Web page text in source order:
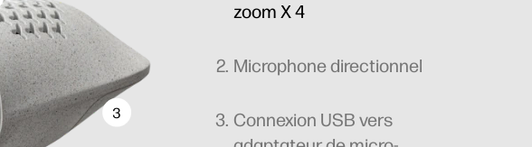
3
zoom X 4
Microphone directionnel
Connexion USB vers